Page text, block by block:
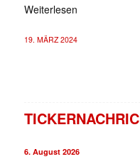
Weiterlesen
19. MÄRZ 2024
6. August 2026